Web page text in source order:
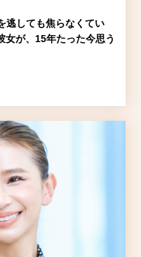
逃しても焦らなくてい
女が、15年たった今思う